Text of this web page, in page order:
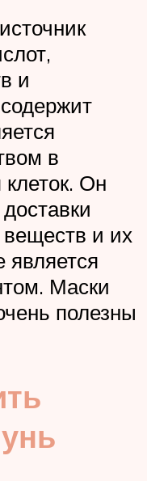
и
в
Он
веществ и их
является
Маски
полезны